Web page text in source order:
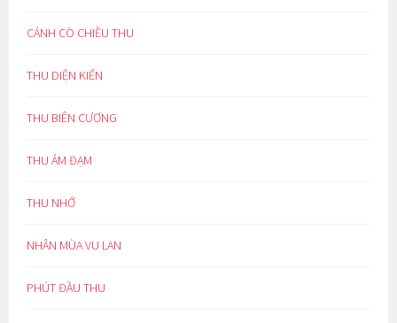
CÁNH CÒ CHIỀU THU
THU DIỆN KIẾN
THU BIÊN CƯƠNG
THU ẢM ĐẠM
THU NHỚ
NHÂN MÙA VU LAN
PHÚT ĐẦU THU